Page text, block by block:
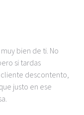
bien de ti. No
si tardas
cliente descontento,
justo en ese